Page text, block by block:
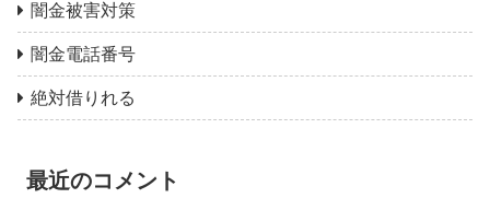
闇金被害対策
闇金電話番号
絶対借りれる
最近のコメント